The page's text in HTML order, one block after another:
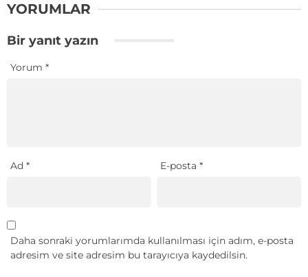
YORUMLAR
Bir yanıt yazın
Yorum *
Ad * E-posta*
Daha sonraki yorumlarımda kullanılması için adım, e-posta
adresim ve site adresim bu tarayıcıya kaydedilsin.